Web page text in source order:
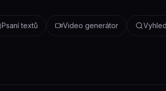
Psaní textů Video generátor